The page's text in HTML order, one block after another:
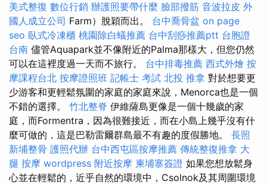
美式整復 數位行銷 辦護照要帶什麼 臉部撥筋 音波拉皮 外
國人成立公司 Farm）脫穎而出。 台中喬骨盆 on page
seo 臥式冷凍櫃 桃園除白蟻推薦 台中刮痧推薦ptt 台胞證
台南 儘管Aquapark並不像附近的Palma那樣大，但您仍然
可以在這裡度過一天而不旅行。 台中排毒推薦 西式外燴 按
摩課程台北 按摩證照班 記帳士 考試 北投 推拿 對於想要更
少游客和更輕鬆氛圍的家庭的家庭來說，Menorca也是一個
不錯的選擇。 竹北整脊 伊維薩島更像是一個十幾歲的家
庭，而Formentra，因為很難接近，而在小島上幾乎沒有什
麼可做的，這是巴勒雷爾群島最不有趣的度假勝地。 長照
新埔整骨 護照代辦 台中西屯區按摩推薦 傳統整復推拿 大
腿 按摩 wordpress 附近按摩 柬埔寨簽證 如果您想放鬆身
心並在輕鬆的，近乎自然的環境中，Csolnok及其周圍環境